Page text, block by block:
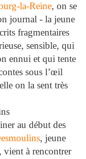
la-Reine, on se
journal - la jeune
fragmentaires
sensible, qui
ennui et qui tente
sous l’œil
on la sent très
au début des
, jeune
vient à rencontrer